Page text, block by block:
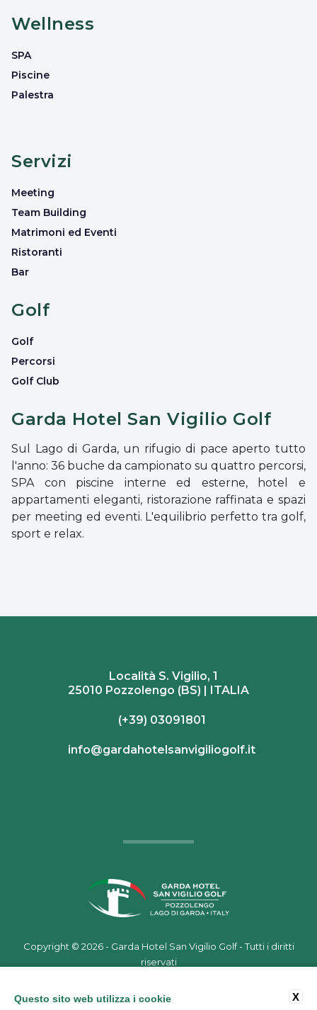
Wellness
SPA
Piscine
Palestra
Servizi
Meeting
Team Building
Matrimoni ed Eventi
Ristoranti
Bar
Golf
Golf
Percorsi
Golf Club
Garda Hotel San Vigilio Golf
Sul Lago di Garda, un rifugio di pace aperto tutto
l'anno: 36 buche da campionato su quattro percorsi,
SPA con piscine interne ed esterne, hotel e
appartamenti eleganti, ristorazione raffinata e spazi
per meeting ed eventi. L'equilibrio perfetto tra golf,
sport e relax.
Località S. Vigilio, 1
25010 Pozzolengo (BS) | ITALIA
(+39) 03091801
info@gardahotelsanvigiliogolf.it
Copyright © 2026 - Garda Hotel San Vigilio Golf - Tutti i diritti
riservati
Credits
|Tags Privacy X
Questo sito web utilizza i cookie